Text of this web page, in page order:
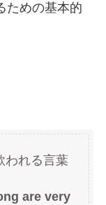
ための基本的
われる言葉
are very